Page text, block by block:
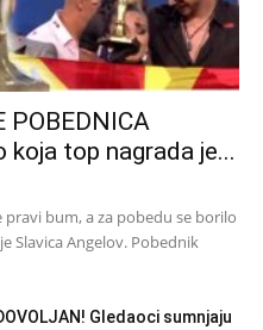
POBEDNICA
koja top nagrada je...
pravi bum, a za pobedu se borilo
Slavica Angelov. Pobednik
Gledaoci sumnjaju